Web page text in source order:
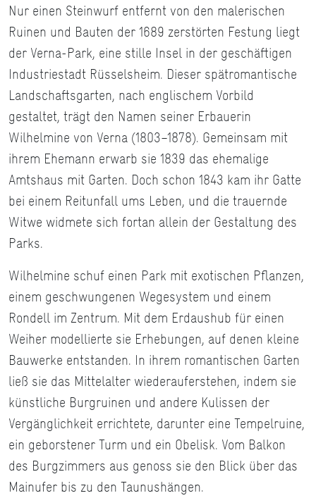
Nur einen Steinwurf entfernt von den malerischen
Ruinen und Bauten der 1689 zerstörten Festung liegt
der Verna-Park, eine stille Insel in der geschäftigen
Industriestadt Rüsselsheim. Dieser spätromantische
Landschaftsgarten, nach englischem Vorbild
gestaltet, trägt den Namen seiner Erbauerin
Wilhelmine von Verna (1803–1878). Gemeinsam mit
ihrem Ehemann erwarb sie 1839 das ehemalige
Amtshaus mit Garten. Doch schon 1843 kam ihr Gatte
bei einem Reitunfall ums Leben, und die trauernde
Witwe widmete sich fortan allein der Gestaltung des
Parks.
Wilhelmine schuf einen Park mit exotischen Pflanzen,
einem geschwungenen Wegesystem und einem
Rondell im Zentrum. Mit dem Erdaushub für einen
Weiher modellierte sie Erhebungen, auf denen kleine
Bauwerke entstanden. In ihrem romantischen Garten
ließ sie das Mittelalter wiederauferstehen, indem sie
künstliche Burgruinen und andere Kulissen der
Vergänglichkeit errichtete, darunter eine Tempelruine,
ein geborstener Turm und ein Obelisk. Vom Balkon
des Burgzimmers aus genoss sie den Blick über das
Mainufer bis zu den Taunushängen.